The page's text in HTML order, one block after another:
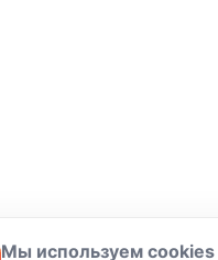
Мы используем cookies